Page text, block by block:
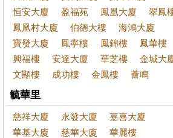
恒安大廈
盈福苑 鳳凰大廈
翠鳳
鳳凰村大廈
伯德大樓
海鴻大廈
寶發大廈
鳳寧樓 鳳錦樓
鳳華樓
興福樓
安達大廈 華芝樓
金城大
文顯樓
成功樓 金鳳樓 薈鳴
毓華里
慈祥大廈 永發大廈
嘉喜大廈
華基大廈
慈華大廈
華麗樓